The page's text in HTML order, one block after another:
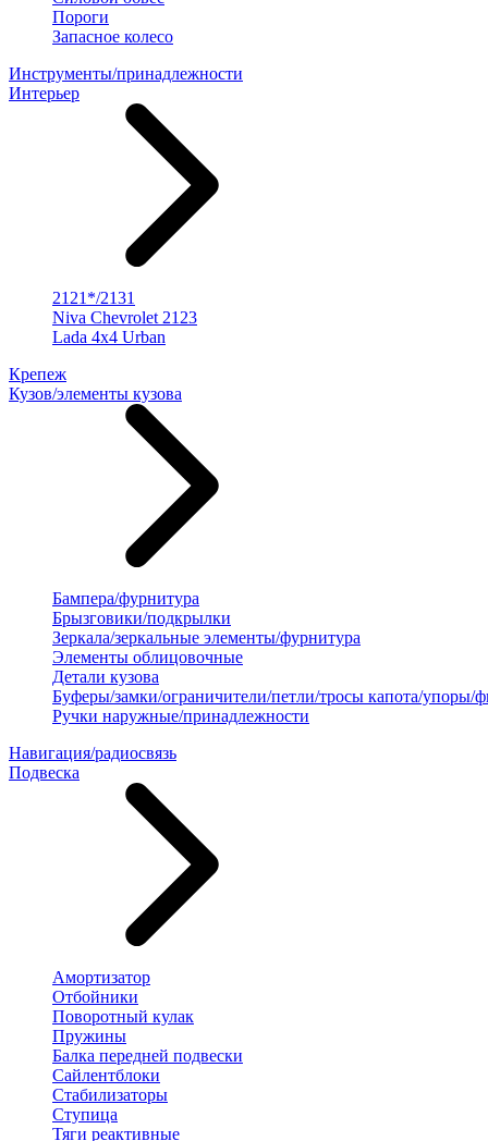
Пороги
Запасное колесо
Инструменты/принадлежности
Интерьер
2121*/2131
Niva Chevrolet 2123
Lada 4x4 Urban
Крепеж
Кузов/элементы кузова
Бампера/фурнитура
Брызговики/подкрылки
Зеркала/зеркальные элементы/фурнитура
Элементы облицовочные
Детали кузова
Буферы/замки/ограничители/петли/тросы капота/упоры/
Ручки наружные/принадлежности
Навигация/радиосвязь
Подвеска
Амортизатор
Отбойники
Поворотный кулак
Пружины
Балка передней подвески
Сайлентблоки
Стабилизаторы
Ступица
Тяги реактивные